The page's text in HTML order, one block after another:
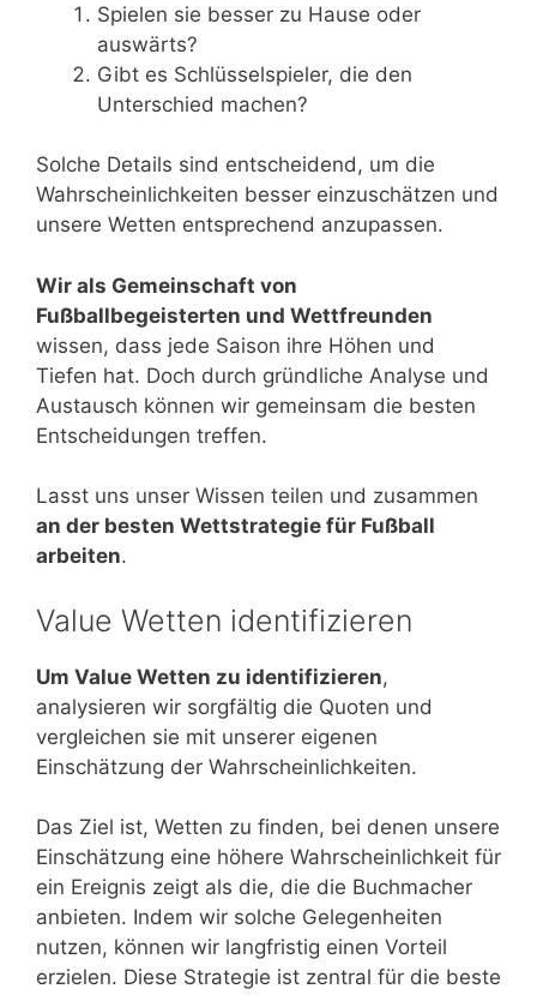
Spielen sie besser zu Hause oder
auswärts?
Gibt es Schlüsselspieler, die den
Unterschied machen?
Solche Details sind entscheidend, um die
Wahrscheinlichkeiten besser einzuschätzen und
unsere Wetten entsprechend anzupassen.
Wir als Gemeinschaft von
Fußballbegeisterten und Wettfreunden
wissen, dass jede Saison ihre Höhen und
Tiefen hat. Doch durch gründliche Analyse und
Austausch können wir gemeinsam die besten
Entscheidungen treffen.
Lasst uns unser Wissen teilen und zusammen
an der besten Wettstrategie für Fußball
arbeiten.
Value Wetten identifizieren
Um Value Wetten zu identifizieren,
analysieren wir sorgfältig die Quoten und
vergleichen sie mit unserer eigenen
Einschätzung der Wahrscheinlichkeiten.
Das Ziel ist, Wetten zu finden, bei denen unsere
Einschätzung eine höhere Wahrscheinlichkeit für
ein Ereignis zeigt als die, die die Buchmacher
anbieten. Indem wir solche Gelegenheiten
nutzen, können wir langfristig einen Vorteil
erzielen. Diese Strategie ist zentral für die beste